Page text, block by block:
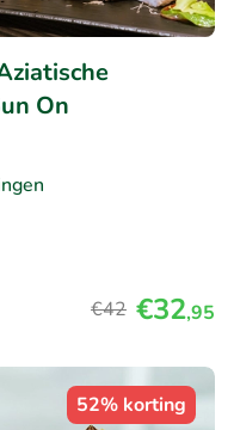
On
€42 €32,95
52% korting